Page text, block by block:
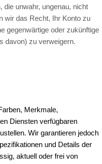
die unwahr, ungenau, nicht
wir das Recht, Ihr Konto zu
gegenwärtige oder zukünftige
davon) zu verweigern.
Merkmale,
Diensten verfügbaren
Wir garantieren jedoch
und Details der
aktuell oder frei von